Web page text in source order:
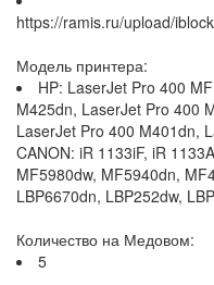
https://ramis.ru/upload/
Модель принтера:
HP: LaserJet Pro 400
M425dn, LaserJet Pro 400
LaserJet Pro 400 M401dn,
CANON: iR 1133iF, iR
MF5980dw, MF5940dn,
LBP6670dn, LBP252dw,
Количество на Медовом:
5